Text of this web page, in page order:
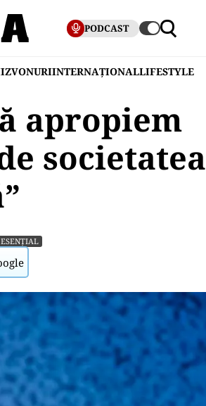
PODCAST
ZVONURIINTERNAȚIONALLIFESTYLE
apropiem
societatea
ESENȚIAL